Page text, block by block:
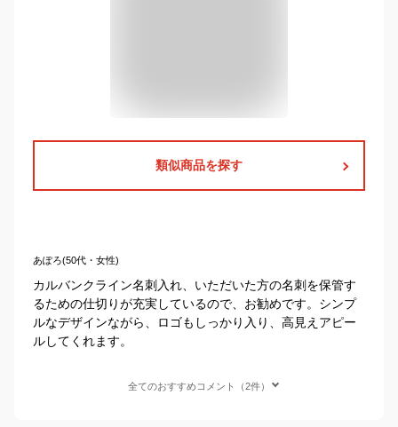
類似商品を探す
あぽろ(50代・女性)
カルバンクライン名刺入れ、いただいた方の名刺を保管す
るための仕切りが充実しているので、お勧めです。シンプ
ルなデザインながら、ロゴもしっかり入り、高見えアピー
ルしてくれます。
全てのおすすめコメント（2件）